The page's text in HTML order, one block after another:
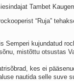
Tambet
“Ruja”
Semperi kujundatud
mistõttu otsustas
kes ei
nautida selle suve